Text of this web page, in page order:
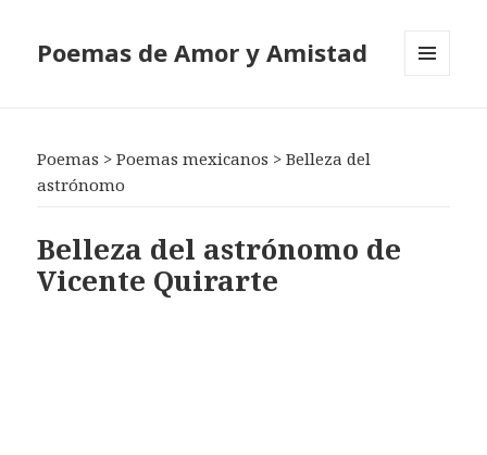
Poemas de Amor y Amistad
Poemas >Poemas mexicanos >Belleza del
astrónomo
Belleza del astrónomo de
Vicente Quirarte